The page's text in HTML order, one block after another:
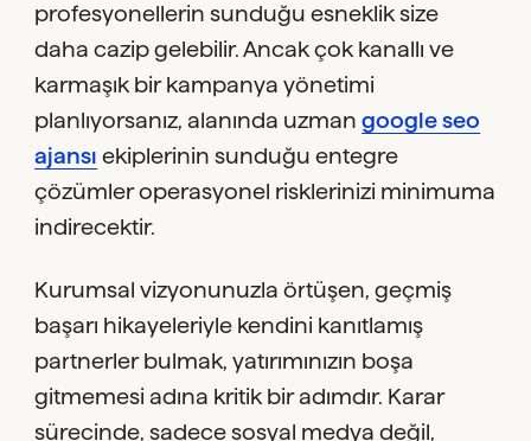
profesyonellerin sunduğu esneklik size
daha cazip gelebilir. Ancak çok kanallı ve
karmaşık bir kampanya yönetimi
planlıyorsanız, alanında uzmangoogle seo
ajansı ekiplerinin sunduğu entegre
çözümler operasyonel risklerinizi minimuma
indirecektir.
Kurumsal vizyonunuzla örtüşen, geçmiş
başarı hikayeleriyle kendini kanıtlamış
partnerler bulmak, yatırımınızın boşa
gitmemesi adına kritik bir adımdır. Karar
sürecinde, sadece sosyal medya değil,